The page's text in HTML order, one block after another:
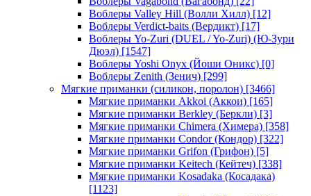
Воблеры Valley Hill (Волли Хилл) [12]
Воблеры Verdict-baits (Вердикт) [17]
Воблеры Yo-Zuri (DUEL / Yo-Zuri) (Ю-Зури
Дюэл) [1547]
Воблеры Yoshi Onyx (Йоши Оникс) [0]
Воблеры Zenith (Зенич) [299]
Мягкие приманки (силикон, поролон) [3466]
Мягкие приманки Akkoi (Аккои) [165]
Мягкие приманки Berkley (Беркли) [3]
Мягкие приманки Chimera (Химера) [358]
Мягкие приманки Condor (Кондор) [322]
Мягкие приманки Grifon (Грифон) [5]
Мягкие приманки Keitech (Кейтеч) [338]
Мягкие приманки Kosadaka (Косадака)
[1123]